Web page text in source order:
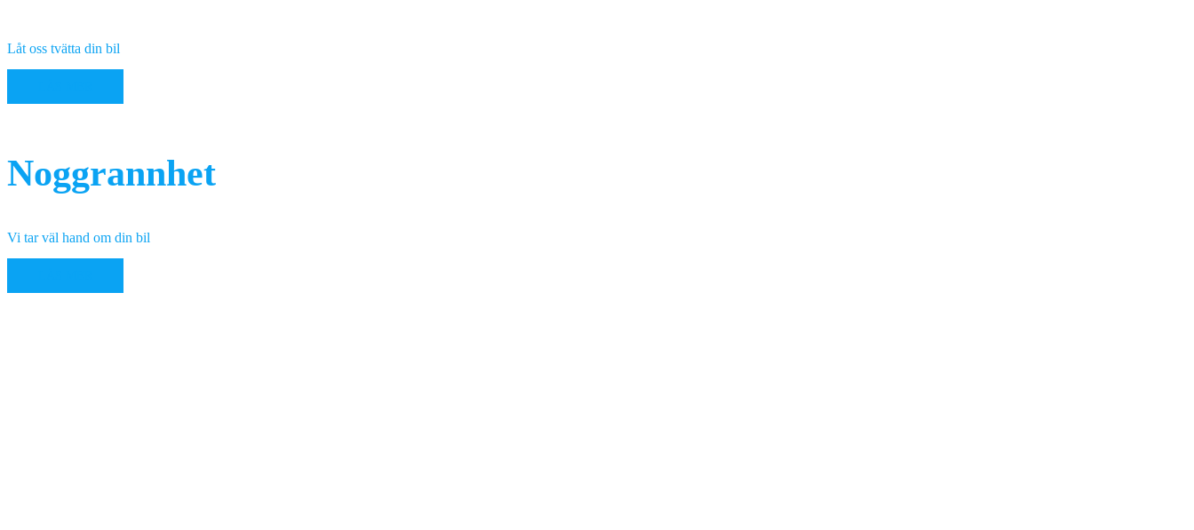
Låt oss tvätta din bil
Noggrannhet
Vi tar väl hand om din bil